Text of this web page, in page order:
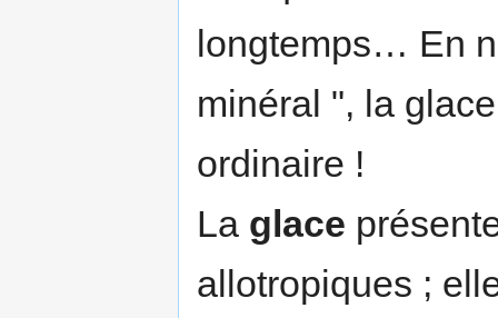
longtemps… En
minéral ", la
ordinaire !
La glace
allotropiques ;